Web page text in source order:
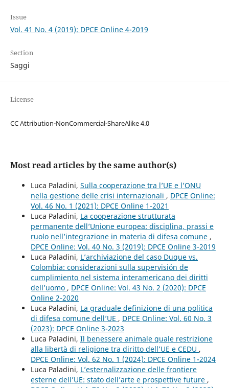
Issue
Vol. 41 No. 4 (2019): DPCE Online 4-2019
Section
Saggi
License
CC Attribution-NonCommercial-ShareAlike 4.0
Most read articles by the same author(s)
Luca Paladini, Sulla cooperazione tra l’UE e l’ONU
nella gestione delle crisi internazionali , DPCE Online:
Vol. 46 No. 1 (2021): DPCE Online 1-2021
Luca Paladini, La cooperazione strutturata
permanente dell’Unione europea: disciplina, prassi e
ruolo nell’integrazione in materia di difesa comune ,
DPCE Online: Vol. 40 No. 3 (2019): DPCE Online 3-2019
Luca Paladini, L’archiviazione del caso Duque vs.
Colombia: considerazioni sulla supervisión de
cumplimiento nel sistema interamericano dei diritti
dell’uomo , DPCE Online: Vol. 43 No. 2 (2020): DPCE
Online 2-2020
Luca Paladini, La graduale definizione di una politica
di difesa comune dell’UE , DPCE Online: Vol. 60 No. 3
(2023): DPCE Online 3-2023
Luca Paladini, Il benessere animale quale restrizione
alla libertà di religione tra diritto dell’UE e CEDU ,
DPCE Online: Vol. 62 No. 1 (2024): DPCE Online 1-2024
Luca Paladini, L’esternalizzazione delle frontiere
esterne dell’UE: stato dell’arte e prospettive future ,